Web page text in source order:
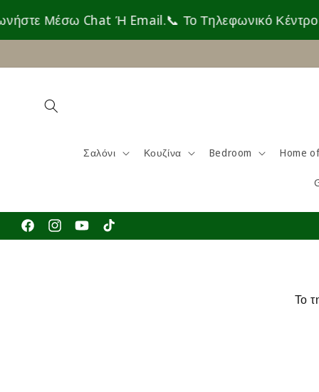
content
Chat Ή Email.📞 Το Τηλεφωνικό Κέντρο
Σαλόνι Κουζίνα Bedroom Home
FacebookInstagramYouTubeTikTok
Το